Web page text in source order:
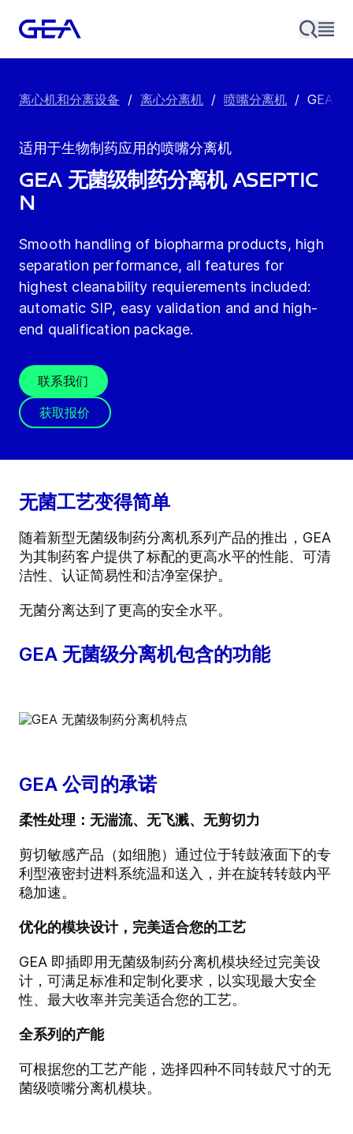
离心机和分离设备 / 离心分离机 / 喷嘴分离机 / GEA
适用于生物制药应用的喷嘴分离机
GEA 无菌级制药分离机 Aseptic
N
Smooth handling of biopharma products, high
separation performance, all features for
highest cleanability requierements included:
automatic SIP, easy validation and and high-
end qualification package.
联系我们
获取报价
无菌工艺变得简单
随着新型无菌级制药分离机系列产品的推出，GEA
为其制药客户提供了标配的更高水平的性能、可清
洁性、认证简易性和洁净室保护。
无菌分离达到了更高的安全水平。
GEA 无菌级分离机包含的功能
GEA 公司的承诺
柔性处理：无湍流、无飞溅、无剪切力
剪切敏感产品（如细胞）通过位于转鼓液面下的专
利型液密封进料系统温和送入，并在旋转转鼓内平
稳加速。
优化的模块设计，完美适合您的工艺
GEA 即插即用无菌级制药分离机模块经过完美设
计，可满足标准和定制化要求，以实现最大安全
性、最大收率并完美适合您的工艺。
全系列的产能
可根据您的工艺产能，选择四种不同转鼓尺寸的无
菌级喷嘴分离机模块。